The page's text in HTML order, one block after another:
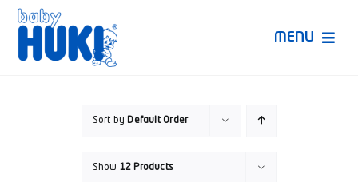
Skip
content
MENU
Sort by Default Order
Show 12 Products